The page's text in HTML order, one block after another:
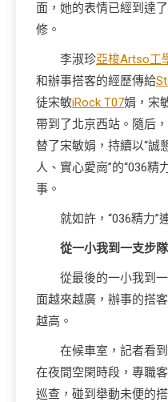
面，她的表情已經到達
修。
李淑珍亞梭Artso工
和辦事搭客的經歷傳給
徒宋敏iRock T07娟，宋
帶到了北京西站。隨后
替了宋敏娟，持續以“誠
人、實心愛崗”的“036精
事。
就如許，“036精力”
從一小我到一支步
從最後的一小我到
面越來越廣，辦事的搭
越高。
在候車室，記者看
在夜間空閑時段，專職
巡查，碰到舉動未便的